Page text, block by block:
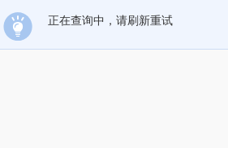
正在查询中，请刷新重试